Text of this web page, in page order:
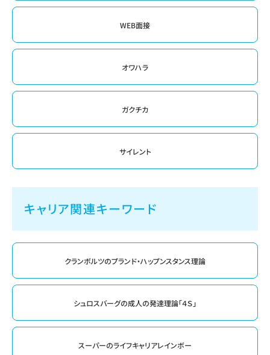
WEB面接
オワハラ
ガクチカ
サイレント
キャリア関連キーワード
クランボルツのプランド・ハップンスタンス理論
シュロスバーグの成人の発達理論「４Ｓ」
スーパーのライフキャリアレインボー